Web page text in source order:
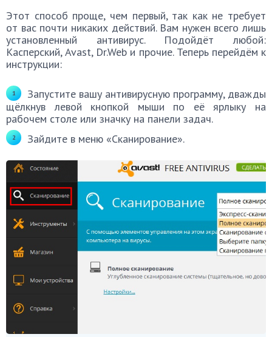
Этот способ проще, чем первый, так как не требует
от вас почти никаких действий. Вам нужен всего лишь
установленный антивирус. Подойдёт любой:
Касперский, Avast, Dr.Web и прочие. Теперь перейдём к
инструкции:
Запустите вашу антивирусную программу, дважды
щёлкнув левой кнопкой мыши по её ярлыку на
рабочем столе или значку на панели задач.
Зайдите в меню «Сканирование».